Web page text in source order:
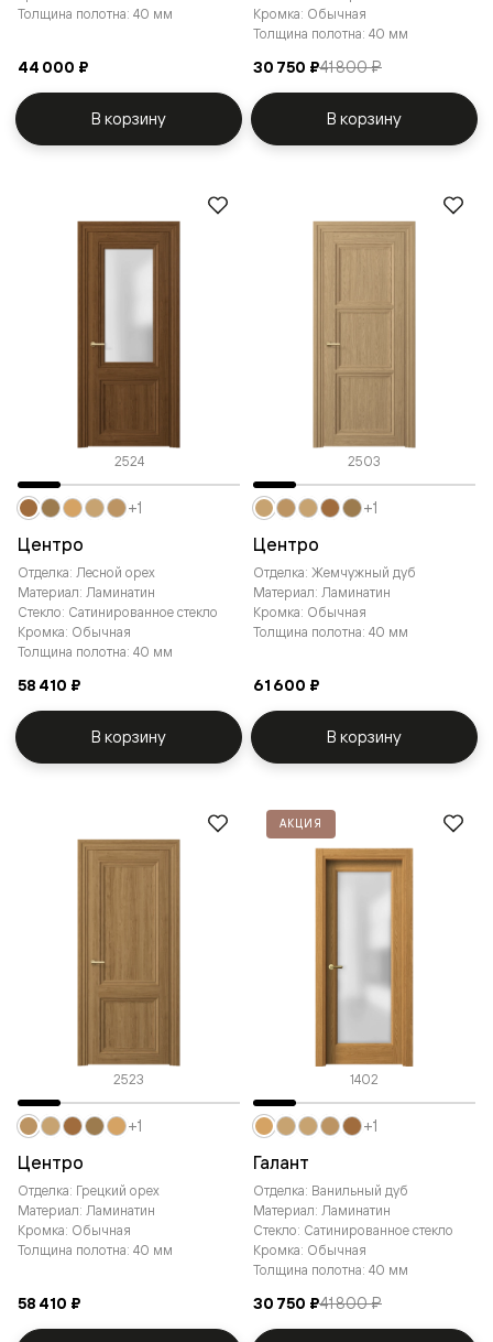
Толщина полотна: 40 мм
44 000 ₽
В корзину
Кромка: Обычная
Толщина полотна: 40 мм
30 750 ₽41 800 ₽
В корзину
2524
Центро
Отделка: Лесной орех
Материал: Ламинатин
Стекло: Сатинированное стекло
Кромка: Обычная
Толщина полотна: 40 мм
58 410 ₽
+1
В корзину
2503
Центро
Отделка: Жемчужный дуб
Материал: Ламинатин
Кромка: Обычная
Толщина полотна: 40 мм
61 600 ₽
+1
В корзину
2523
Центро
Отделка: Грецкий орех
Материал: Ламинатин
Кромка: Обычная
Толщина полотна: 40 мм
58 410 ₽
+1
АКЦИЯ
1402
Галант
Отделка: Ванильный дуб
Материал: Ламинатин
Стекло: Сатинированное стекло
Кромка: Обычная
Толщина полотна: 40 мм
30 750 ₽41 800 ₽
+1